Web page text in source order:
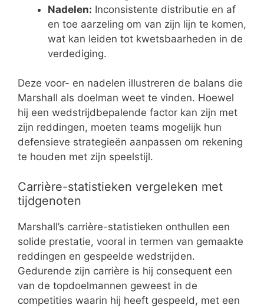
Nadelen: Inconsistente distributie en af
en toe aarzeling om van zijn lijn te komen,
wat kan leiden tot kwetsbaarheden in de
verdediging.
Deze voor- en nadelen illustreren de balans die
Marshall als doelman weet te vinden. Hoewel
hij een wedstrijdbepalende factor kan zijn met
zijn reddingen, moeten teams mogelijk hun
defensieve strategieën aanpassen om rekening
te houden met zijn speelstijl.
Carrière-statistieken vergeleken met
tijdgenoten
Marshall’s carrière-statistieken onthullen een
solide prestatie, vooral in termen van gemaakte
reddingen en gespeelde wedstrijden.
Gedurende zijn carrière is hij consequent een
van de topdoelmannen geweest in de
competities waarin hij heeft gespeeld, met een